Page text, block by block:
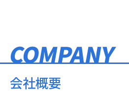
COMPANY
会社概要